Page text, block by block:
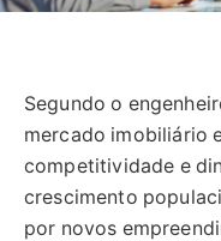
Segundo o
mercado imobiliário
competitividade e
crescimento
por novos